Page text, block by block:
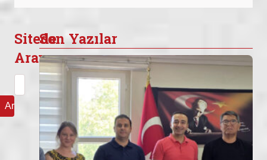
Sitede
Arayın
Arama:
Son Yazılar